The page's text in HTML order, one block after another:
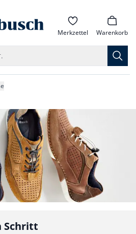
Startseite Merkzettel Warenkorb
Schritt